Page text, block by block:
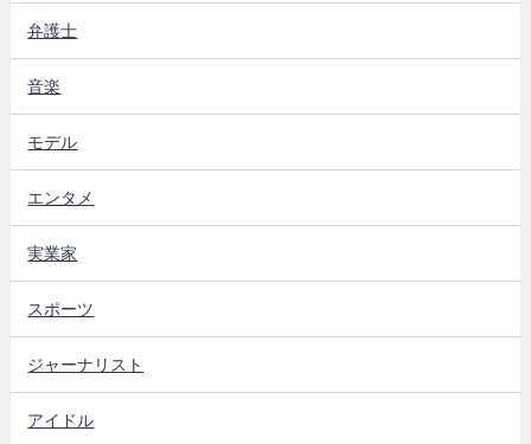
弁護士
音楽
モデル
エンタメ
実業家
スポーツ
ジャーナリスト
アイドル